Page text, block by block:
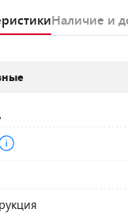
Наличие и